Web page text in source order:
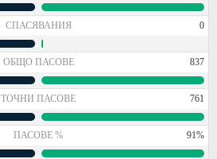
СПАСЯВАНИЯ 0
ОБЩО ПАСОВЕ 837
ТОЧНИ ПАСОВЕ 761
ПАСОВЕ % 91%